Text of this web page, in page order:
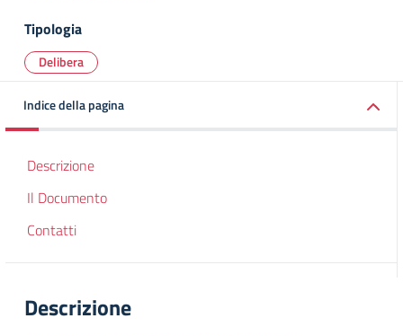
Tipologia
Delibera
Indice della pagina
Descrizione
Il Documento
Contatti
Descrizione